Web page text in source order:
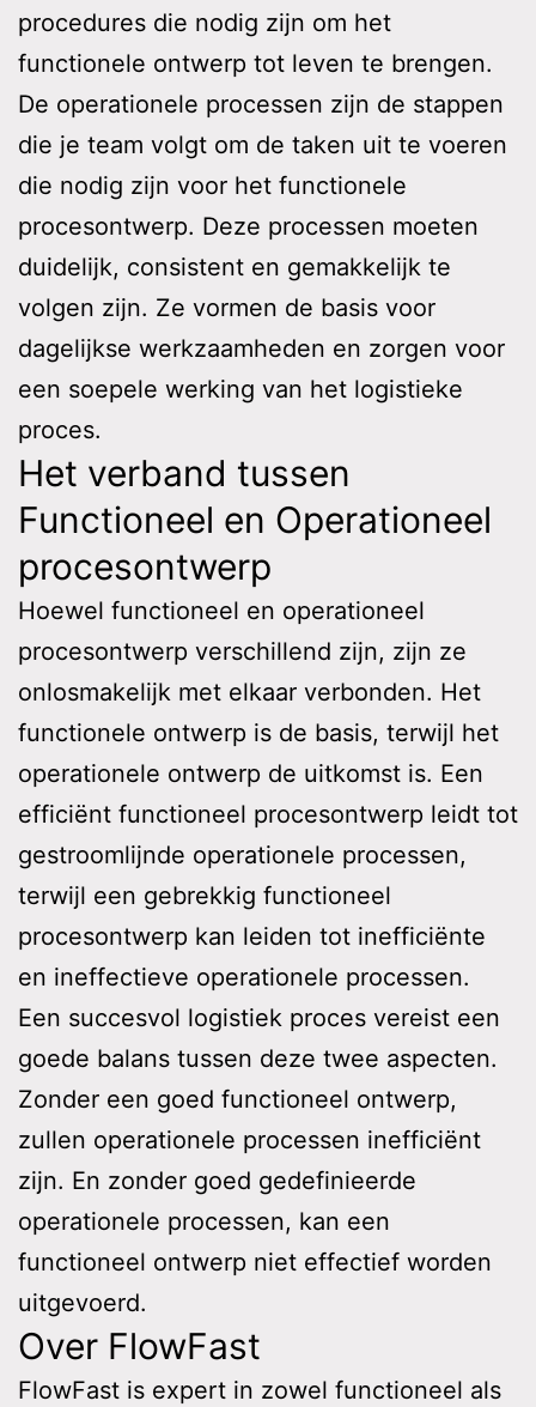
procedures die nodig zijn om het
functionele ontwerp tot leven te brengen.
De operationele processen zijn de stappen
die je team volgt om de taken uit te voeren
die nodig zijn voor het functionele
procesontwerp. Deze processen moeten
duidelijk, consistent en gemakkelijk te
volgen zijn. Ze vormen de basis voor
dagelijkse werkzaamheden en zorgen voor
een soepele werking van het logistieke
proces.
Het verband tussen
Functioneel en Operationeel
procesontwerp
Hoewel functioneel en operationeel
procesontwerp verschillend zijn, zijn ze
onlosmakelijk met elkaar verbonden. Het
functionele ontwerp is de basis, terwijl het
operationele ontwerp de uitkomst is. Een
efficiënt functioneel procesontwerp leidt tot
gestroomlijnde operationele processen,
terwijl een gebrekkig functioneel
procesontwerp kan leiden tot inefficiënte
en ineffectieve operationele processen.
Een succesvol logistiek proces vereist een
goede balans tussen deze twee aspecten.
Zonder een goed functioneel ontwerp,
zullen operationele processen inefficiënt
zijn. En zonder goed gedefinieerde
operationele processen, kan een
functioneel ontwerp niet effectief worden
uitgevoerd.
Over FlowFast
FlowFast is expert in zowel functioneel als